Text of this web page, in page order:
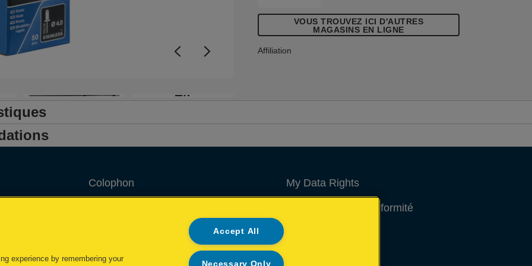
+4
Foret à la bonne taille est inclus dans
chaque blister.VOUS TROUVEZ ICI D'AUTRES
MAGASINS EN LIGNE
Affiliation
Colophon
Politique concernant les cookies
Demande de données complètes
My Data Rights
Déclarations de conformité
experience by remembering your
Accept All
Necessary Only